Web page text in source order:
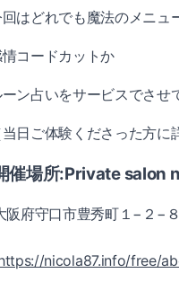
はどれでも魔法のメニュ
コードカットか
ーン占いをサービスでさせ
当日ご体験くださった方に
催場所:Private salon
阪府守口市豊秀町１−２−
nicola87.info/free/